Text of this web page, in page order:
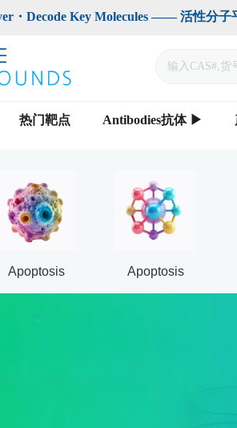
・Decode Key Molecules —— 活性分子
热门靶点 Antibodies抗体 ▶
Apoptosis Apoptosis